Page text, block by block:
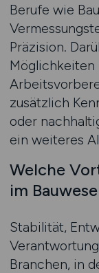
Berufe wie
Präzision.
Möglichkeiten
zusätzlich
oder
ein weiteres
Welche
im
Stabilität,
Branchen, in